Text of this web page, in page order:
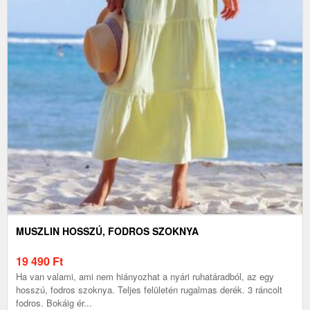
MUSZLIN HOSSZÚ, FODROS SZOKNYA
19 490 Ft
Ha van valami, ami nem hiányozhat a nyári ruhatáradból, az egy
hosszú, fodros szoknya. Teljes felületén rugalmas derék. 3 ráncolt
fodros. Bokáig ér...